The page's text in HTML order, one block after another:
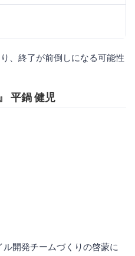
、終了が前倒しになる可能性
平鍋 健児
開発チームづくりの啓蒙に